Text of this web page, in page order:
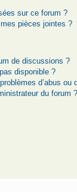
sur ce forum ?
pièces jointes ?
de discussions ?
disponible ?
d’abus ou
du forum ?